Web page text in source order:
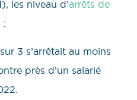
les niveau d’arrêts de
:
3 s’arrêtait au moins
près d’un salarié